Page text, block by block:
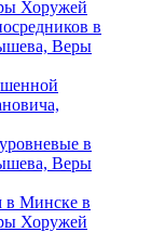
Хоружей
в
Веры
в
Веры
в Минске в
Хоружей